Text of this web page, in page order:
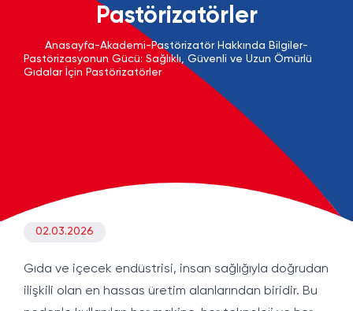
Pastörizatörler
Anasayfa-Akademi- Pastörizatör Hakkında Bilgiler-
Pastörizasyonun Gücü: Sağlıklı, Güvenli ve Uzun Ömürlü
Gıdalar İçin Pastörizatörler
02.03.2026
Gıda ve içecek endüstrisi, insan sağlığıyla doğrudan
ilişkili olan en hassas üretim alanlarından biridir. Bu